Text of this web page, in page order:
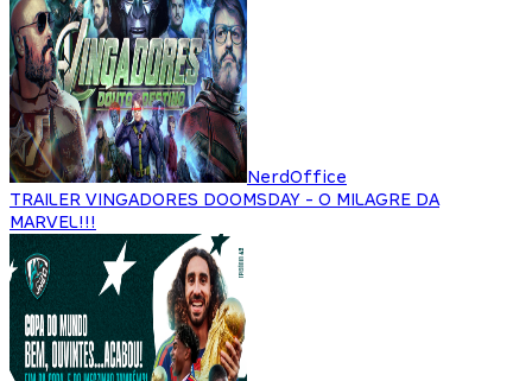
NerdOffice
TRAILER VINGADORES DOOMSDAY - O MILAGRE DA
MARVEL!!!